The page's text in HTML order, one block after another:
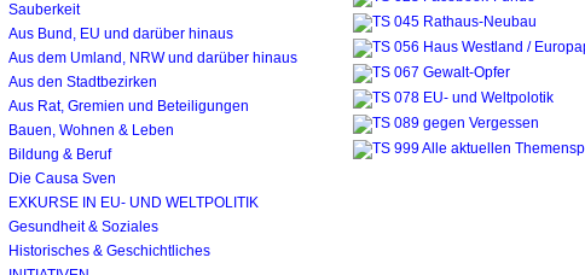
Sauberkeit
Aus Bund, EU und darüber hinaus
Aus dem Umland, NRW und darüber hinaus
Aus den Stadtbezirken
Aus Rat, Gremien und Beteiligungen
Bauen, Wohnen & Leben
Bildung & Beruf
Die Causa Sven
EXKURSE IN EU- UND WELTPOLITIK
Gesundheit & Soziales
Historisches & Geschichtliches